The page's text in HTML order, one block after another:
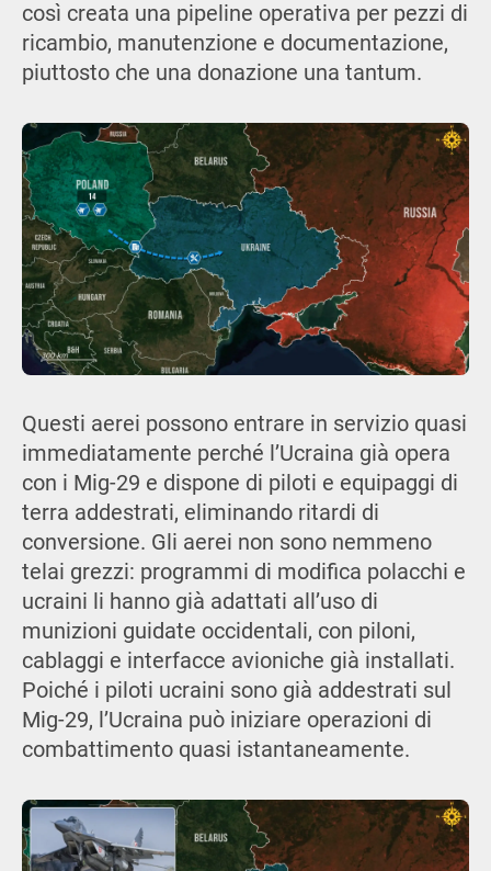
così creata una pipeline operativa per pezzi di
ricambio, manutenzione e documentazione,
piuttosto che una donazione una tantum.
Questi aerei possono entrare in servizio quasi
immediatamente perché l’Ucraina già opera
con i Mig-29 e dispone di piloti e equipaggi di
terra addestrati, eliminando ritardi di
conversione. Gli aerei non sono nemmeno
telai grezzi: programmi di modifica polacchi e
ucraini li hanno già adattati all’uso di
munizioni guidate occidentali, con piloni,
cablaggi e interfacce avioniche già installati.
Poiché i piloti ucraini sono già addestrati sul
Mig-29, l’Ucraina può iniziare operazioni di
combattimento quasi istantaneamente.